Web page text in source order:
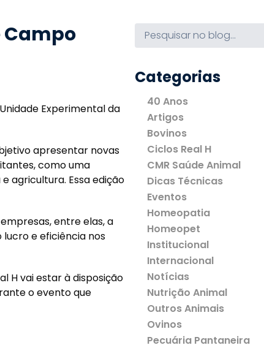
Campo
Experimental da
apresentar novas
como uma
agricultura. Essa edição
entre elas, a
e eficiência nos
H vai estar à disposição
o evento que
Categorias
40 Anos
Artigos
Bovinos
Ciclos Real H
CMR Saúde Animal
Dicas Técnicas
Eventos
Homeopatia
Homeopet
Institucional
Internacional
Notícias
Nutrição Animal
Outros Animais
Ovinos
Pecuária Pantaneira